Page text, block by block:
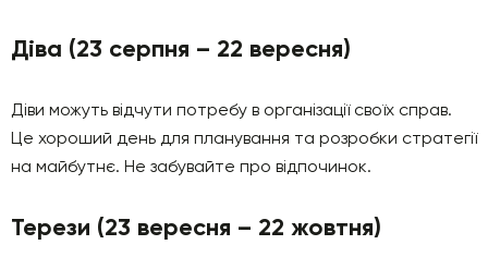
Діва (23 серпня – 22 вересня)
Діви можуть відчути потребу в організації своїх справ.
Це хороший день для планування та розробки стратегії
на майбутнє. Не забувайте про відпочинок.
Терези (23 вересня – 22 жовтня)